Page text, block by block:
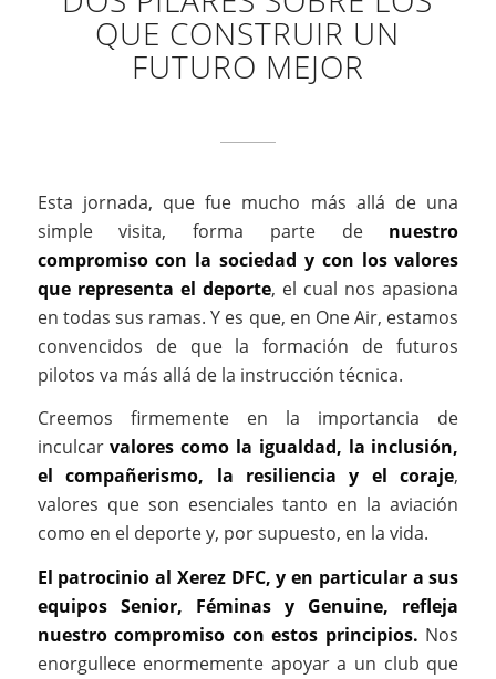
QUE CONSTRUIR UN
FUTURO MEJOR
Esta jornada, que fue mucho más allá de una
simple visita, forma parte de nuestro
compromiso con la sociedad y con los valores
que representa el deporte, el cual nos apasiona
en todas sus ramas. Y es que, en One Air, estamos
convencidos de que la formación de futuros
pilotos va más allá de la instrucción técnica.
Creemos firmemente en la importancia de
inculcarvalores como la igualdad, la inclusión,
el compañerismo, la resiliencia y el coraje,
valores que son esenciales tanto en la aviación
como en el deporte y, por supuesto, en la vida.
El patrocinio al Xerez DFC, y en particular a sus
equipos Senior, Féminas y Genuine, refleja
nuestro compromiso con estos principios. Nos
enorgullece enormemente apoyar a un club que